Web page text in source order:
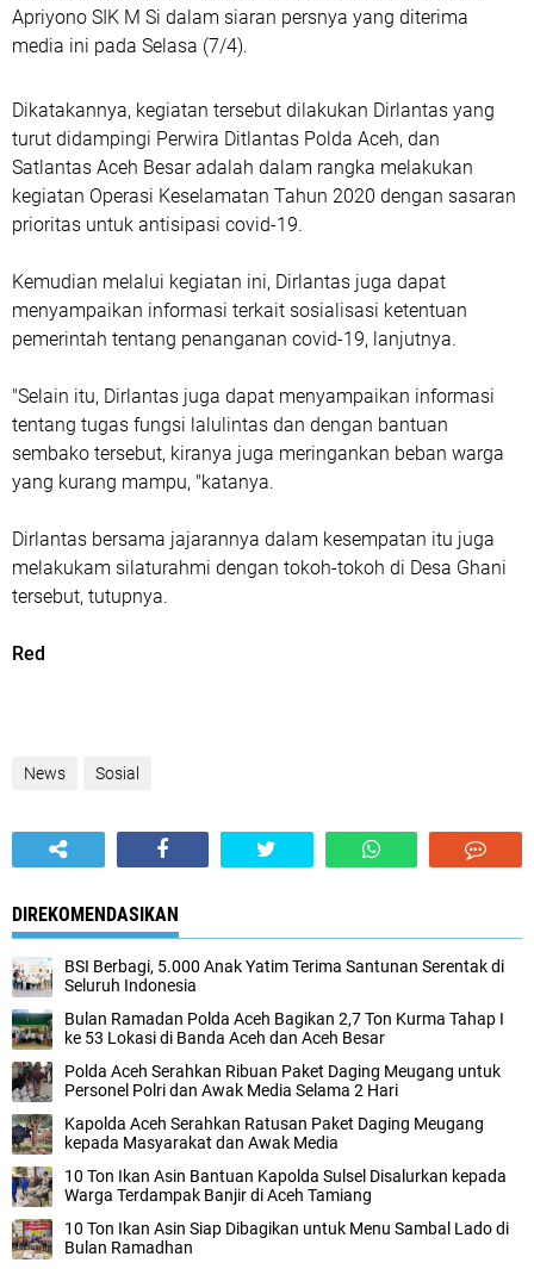
Apriyono SIK M Si dalam siaran persnya yang diterima
media ini pada Selasa (7/4).
Dikatakannya, kegiatan tersebut dilakukan Dirlantas yang
turut didampingi Perwira Ditlantas Polda Aceh, dan
Satlantas Aceh Besar adalah dalam rangka melakukan
kegiatan Operasi Keselamatan Tahun 2020 dengan sasaran
prioritas untuk antisipasi covid-19.
Kemudian melalui kegiatan ini, Dirlantas juga dapat
menyampaikan informasi terkait sosialisasi ketentuan
pemerintah tentang penanganan covid-19, lanjutnya.
"Selain itu, Dirlantas juga dapat menyampaikan informasi
tentang tugas fungsi lalulintas dan dengan bantuan
sembako tersebut, kiranya juga meringankan beban warga
yang kurang mampu, "katanya.
Dirlantas bersama jajarannya dalam kesempatan itu juga
melakukam silaturahmi dengan tokoh-tokoh di Desa Ghani
tersebut, tutupnya.
Red
News Sosial
DIREKOMENDASIKAN
BSI Berbagi, 5.000 Anak Yatim Terima Santunan Serentak di
Seluruh Indonesia
Bulan Ramadan Polda Aceh Bagikan 2,7 Ton Kurma Tahap I
ke 53 Lokasi di Banda Aceh dan Aceh Besar
Polda Aceh Serahkan Ribuan Paket Daging Meugang untuk
Personel Polri dan Awak Media Selama 2 Hari
Kapolda Aceh Serahkan Ratusan Paket Daging Meugang
kepada Masyarakat dan Awak Media
10 Ton Ikan Asin Bantuan Kapolda Sulsel Disalurkan kepada
Warga Terdampak Banjir di Aceh Tamiang
10 Ton Ikan Asin Siap Dibagikan untuk Menu Sambal Lado di
Bulan Ramadhan